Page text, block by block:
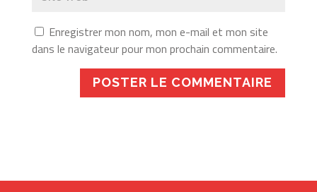
Enregistrer mon nom, mon e-mail et mon site
dans le navigateur pour mon prochain commentaire.